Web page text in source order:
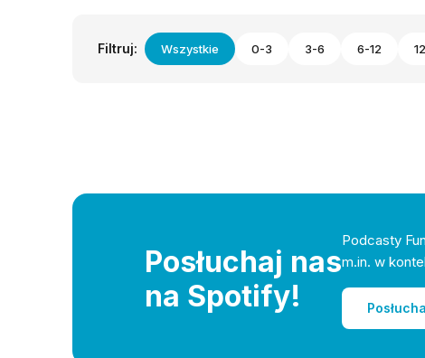
Filtruj: Wszystkie 0-3 3-6 6-12
Posłuchaj nas
na Spotify!
Podcasty
m.in. w